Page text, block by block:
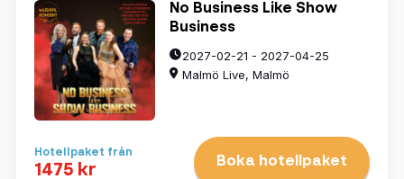
No Business Like Show
Business
2027-02-21 - 2027-04-25
Malmö Live, Malmö
Hotellpaket från
1475 kr Boka hotellpaket